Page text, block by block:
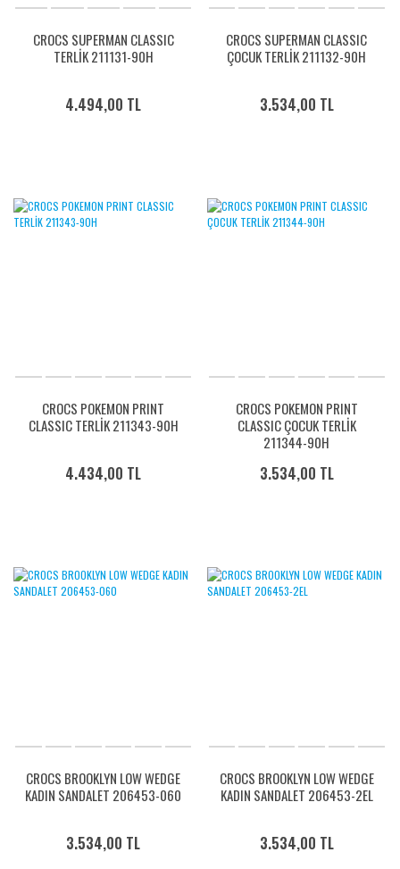
CROCS SUPERMAN CLASSIC
TERLİK 211131-90H
4.494,00 TL
CROCS SUPERMAN CLASSIC
ÇOCUK TERLİK 211132-90H
3.534,00 TL
CROCS POKEMON PRINT
CLASSIC TERLİK 211343-90H
4.434,00 TL
CROCS POKEMON PRINT
CLASSIC ÇOCUK TERLİK
211344-90H
3.534,00 TL
CROCS BROOKLYN LOW WEDGE
KADIN SANDALET 206453-060
3.534,00 TL
CROCS BROOKLYN LOW WEDGE
KADIN SANDALET 206453-2EL
3.534,00 TL